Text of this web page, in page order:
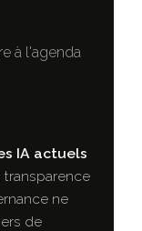
à l'agenda
IA actuels
ne
de